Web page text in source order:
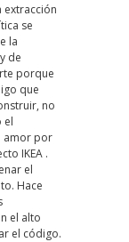
extracción
se
la
de
porque
que
no
el
amor por
IKEA .
el
Hace
el alto
el código.